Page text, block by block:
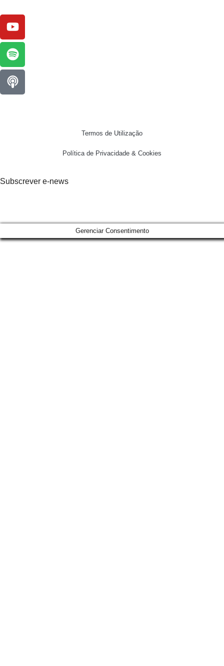
Termos de Utilização
Política de Privacidade & Cookies
Subscrever e-news
Gerenciar Consentimento